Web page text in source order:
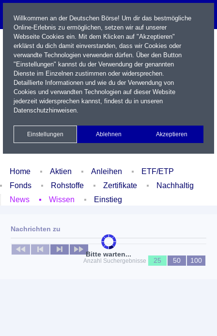
Name / WKN / ISIN / Kürzel
Xetra Realtime
Watchlist Portfolio Login
Home Aktien Anleihen
ETF/ETP
Fonds
Rohstoffe Zertifikate
Nachhaltig
News
Wissen Einstieg
Bitte warten...
Nachrichten zu
Keine News verfügbar
Anzahl Suchergebnisse
25 50 100
Willkommen an der Deutschen Börse! Um dir das bestmögliche
Online-Erlebnis zu ermöglichen, setzen wir auf unserer
Webseite Cookies ein. Mit dem Klicken auf "Akzeptieren"
erklärst du dich damit einverstanden, dass wir Cookies oder
verwandte Technologien verwenden dürfen. Über den Button
"Einstellungen" kannst du der Verwendung der genannten
Dienste im Einzelnen zustimmen oder widersprechen.
Detaillierte Informationen und wie du der Verwendung von
Cookies und verwandten Technologien auf dieser Website
jederzeit widersprechen kannst, findest du in unseren
Datenschutzhinweisen.
Einstellungen Ablehnen Akzeptieren